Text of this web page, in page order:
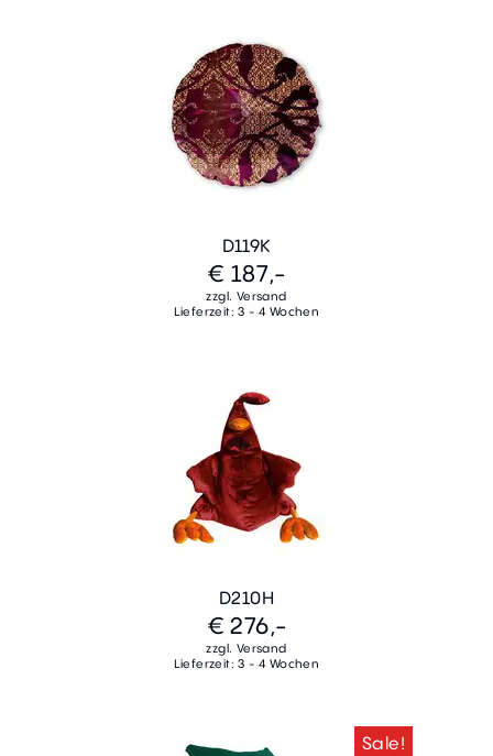
D119K
€ 187,-
zzgl. Versand
Lieferzeit: 3 - 4 Wochen
D210H
€ 276,-
zzgl. Versand
Lieferzeit: 3 - 4 Wochen
Sale!